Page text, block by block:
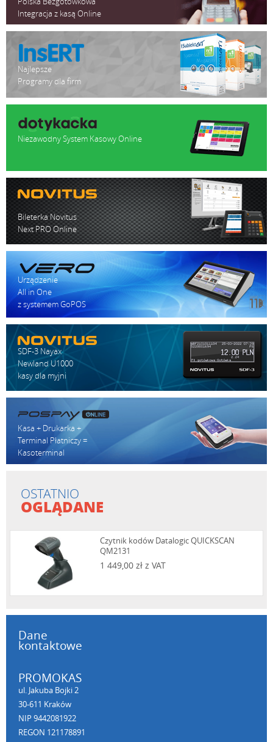
bezpieczny upadek 1,5 m
USB, KB, RS232
1D:
DataBar
Stacked; GS1
Integracja z kasą Online
Najlepsze
Programy dla firm
Niezawodny System Kasowy Online
Bileterka Novitus
Next PRO Online
Urządzenie
All in One
z systemem GoPOS
SDF-3 Nayax
Newland U1000
kasy dla myjni
Kasa + Drukarka +
Terminal Płatniczy =
Kasoterminal
OSTATNIO
OGLĄDANE
Czytnik kodów Datalogic QUICKSCAN
QM2131
1 449,00 zł z VAT
Dane
kontaktowe
PROMOKAS
ul. Jakuba Bojki 2
30-611 Kraków
NIP 9442081922
REGON 121178891